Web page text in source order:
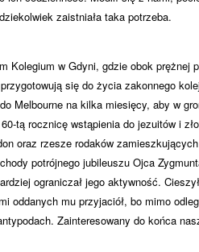
zaistniała taka potrzeba.
Kolegium w Gdyni, gdzie obok prężnej
się do życia zakonnego
Melbourne na kilka miesięcy, aby w
tą rocznicę wstąpienia do jezuitów i
oraz rzesze rodaków
potrójnego jubileuszu Ojca
ograniczał jego aktywność.
mu przyjaciół, bo mimo
Zainteresowany do końca